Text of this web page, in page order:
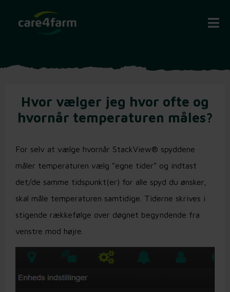
Hvor vælger jeg hvor ofte og
hvornår temperaturen måles?
For selv at vælge hvornår StackView® spyddene
måler temperaturen vælg ”egne tider” og indtast
det/de samme tidspunkt(er) for alle spyd du ønsker,
skal måle temperaturen samtidige. Tiderne skrives i
stigende rækkefølge over døgnet begyndende fra
venstre mod højre.